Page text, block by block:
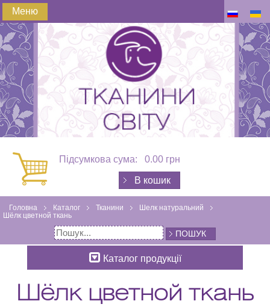
Меню
Підсумкова сума: 0.00 грн
В кошик
Головна Каталог Тканини
Шелк натуральний
Шёлк цветной ткань
ПОШУК
Каталог продукції
Шёлк цветной ткань